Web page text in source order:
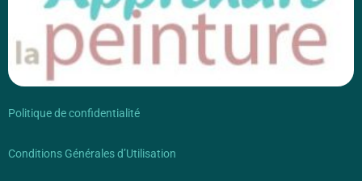
Politique de confidentialité
Conditions Générales d’Utilisation